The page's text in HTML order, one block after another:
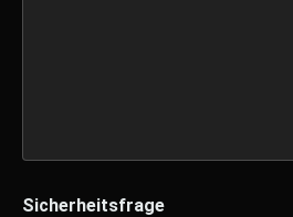
Sicherheitsfrage